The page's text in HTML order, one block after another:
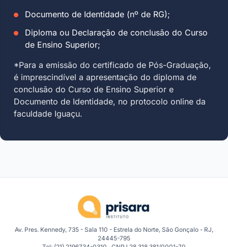
Documento de Identidade (nº de RG);
Diploma ou Declaração de conclusão do Curso
de Ensino Superior;
*Para a emissão do certificado de Pós-Graduação,
é imprescindível a apresentação do diploma de
conclusão do Curso de Ensino Superior e
Documento de Identidade, no protocolo online da
faculdade Iguaçu.
Av. Pres. Kennedy, 735 - Sala 110 - Estrela do Norte, São Gonçalo - RJ,
24445-795